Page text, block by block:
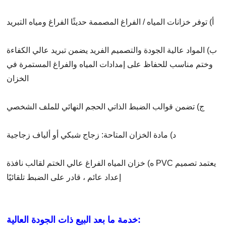
أ) توفر خزانات المياه / الفراغ المصممة حديثًا الفراغ ومياه التبريد
ب) المواد عالية الجودة والتصميم الفريد يضمن تبريد عالي الكفاءة
وختم مناسب للحفاظ على إمدادات المياه والفراغ المستمرة في
الخزان
ج) تضمن قوالب الضبط الذاتي الحجم النهائي للملف الشخصي
ه) خزان المياه الفراغ عالي الختم لقالب نافذة PVC يعتمد تصميم
إعداد عائم ، قادر على الضبط تلقائيًا
خدمة ما بعد البيع ذات الجودة العالية: